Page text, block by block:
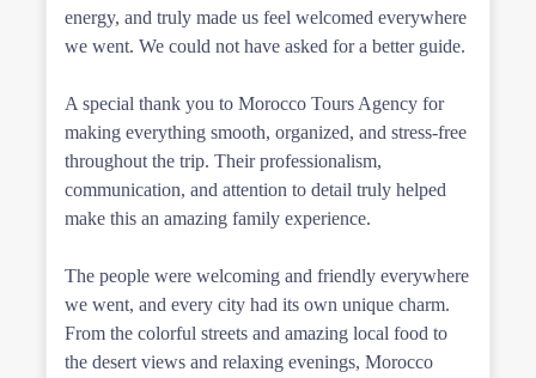
energy, and truly made us feel welcomed everywhere
we went. We could not have asked for a better guide.
A special thank you to Morocco Tours Agency for
making everything smooth, organized, and stress-free
throughout the trip. Their professionalism,
communication, and attention to detail truly helped
make this an amazing family experience.
The people were welcoming and friendly everywhere
we went, and every city had its own unique charm.
From the colorful streets and amazing local food to
the desert views and relaxing evenings, Morocco